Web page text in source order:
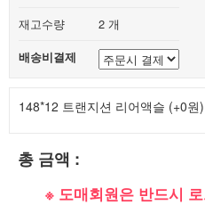
재고수량
2 개
배송비결제
148*12 트랜지션 리어액슬 (+0원)
총 금액 :
※ 도매회원은 반드시